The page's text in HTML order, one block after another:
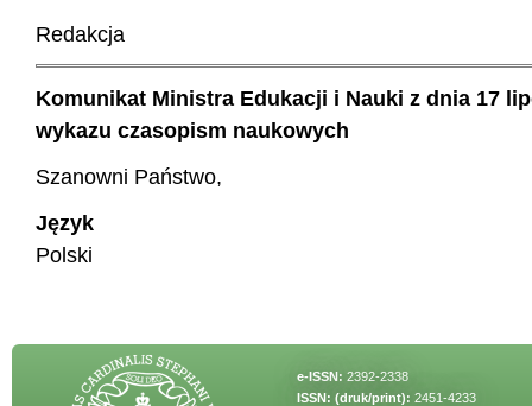
Redakcja
Komunikat Ministra Edukacji i Nauki z dnia 17
wykazu czasopism naukowych
Szanowni Państwo,
Język
Polski
e-ISSN: 2392-2338
ISSN: (druk/print): 2451-4233